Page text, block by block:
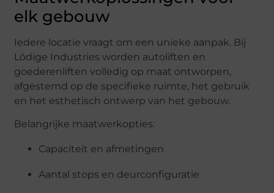
elk gebouw
Iedere locatie vraagt om een unieke aanpak. Bij
Lödige Industries worden autoliften en
goederenliften volledig op maat ontworpen,
afgestemd op de specifieke ruimte, het gebruik
en het esthetisch ontwerp van het gebouw.
Belangrijke maatwerkopties:
Capaciteit en afmetingen
Aantal stops en deurconfiguratie